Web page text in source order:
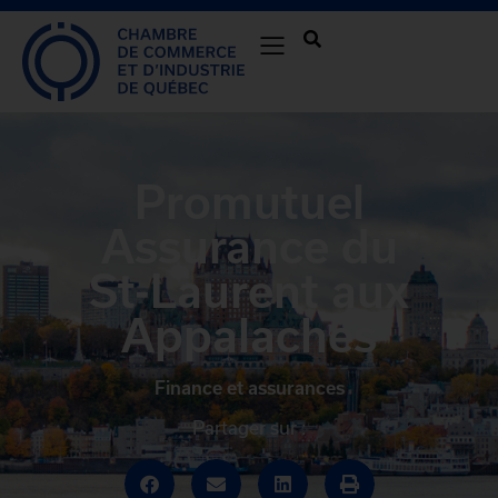
Assurance du
St-Laurent aux
Appalaches
Finance et assurances
Partager sur :